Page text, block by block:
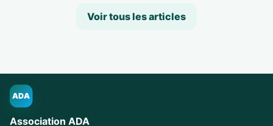
Voir tous les articles
ADA
Association ADA